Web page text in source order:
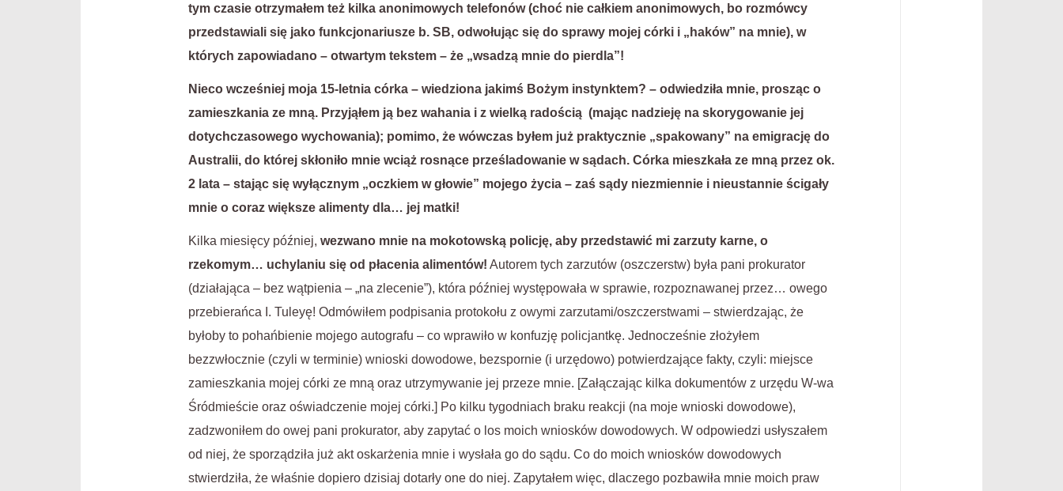
tym czasie otrzymałem też kilka anonimowych telefonów (choć nie całkiem anonimowych, bo rozmówcy
przedstawiali się jako funkcjonariusze b. SB, odwołując się do sprawy mojej córki i „haków” na mnie), w
których zapowiadano – otwartym tekstem – że „wsadzą mnie do pierdla”!
Nieco wcześniej moja 15-letnia córka – wiedziona jakimś Bożym instynktem? – odwiedziła mnie, prosząc o
zamieszkania ze mną. Przyjąłem ją bez wahania i z wielką radością (mając nadzieję na skorygowanie jej
dotychczasowego wychowania); pomimo, że wówczas byłem już praktycznie „spakowany” na emigrację do
Australii, do której skłoniło mnie wciąż rosnące prześladowanie w sądach. Córka mieszkała ze mną przez ok.
2 lata – stając się wyłącznym „oczkiem w głowie” mojego życia – zaś sądy niezmiennie i nieustannie ścigały
mnie o coraz większe alimenty dla… jej matki!
Kilka miesięcy później, wezwano mnie na mokotowską policję, aby przedstawić mi zarzuty karne, o
rzekomym… uchylaniu się od płacenia alimentów! Autorem tych zarzutów (oszczerstw) była pani prokurator
(działająca – bez wątpienia – „na zlecenie”), która później występowała w sprawie, rozpoznawanej przez… owego
przebierańca I. Tuleyę! Odmówiłem podpisania protokołu z owymi zarzutami/oszczerstwami – stwierdzając, że
byłoby to pohańbienie mojego autografu – co wprawiło w konfuzję policjantkę. Jednocześnie złożyłem
bezzwłocznie (czyli w terminie) wnioski dowodowe, bezspornie (i urzędowo) potwierdzające fakty, czyli: miejsce
zamieszkania mojej córki ze mną oraz utrzymywanie jej przeze mnie. [Załączając kilka dokumentów z urzędu W-wa
Śródmieście oraz oświadczenie mojej córki.] Po kilku tygodniach braku reakcji (na moje wnioski dowodowe),
zadzwoniłem do owej pani prokurator, aby zapytać o los moich wniosków dowodowych. W odpowiedzi usłyszałem
od niej, że sporządziła już akt oskarżenia mnie i wysłała go do sądu. Co do moich wniosków dowodowych
stwierdziła, że właśnie dopiero dzisiaj dotarły one do niej. Zapytałem więc, dlaczego pozbawiła mnie moich praw